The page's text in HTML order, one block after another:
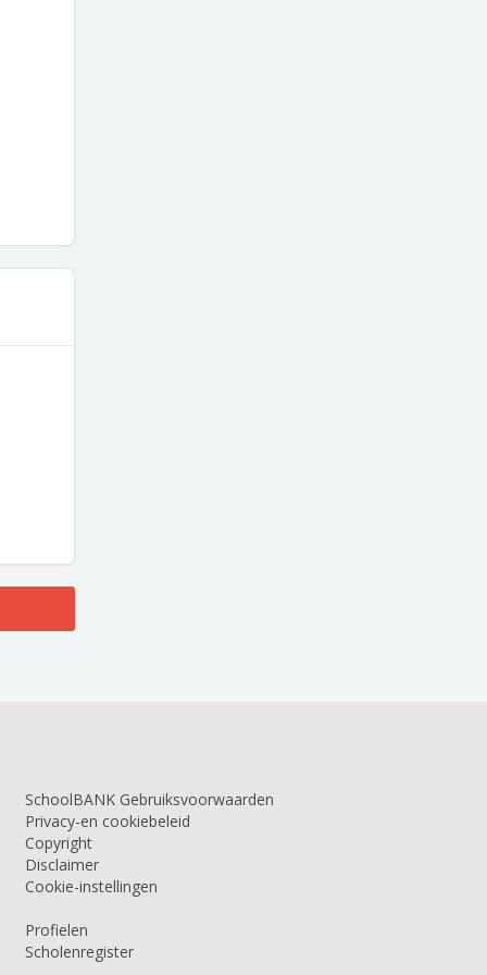
SchoolBANK Gebruiksvoorwaarden
Privacy-en cookiebeleid
Copyright
Disclaimer
Cookie-instellingen
Profielen
Scholenregister